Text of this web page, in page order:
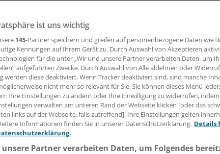
setzt auf das Förderkonzept
11:30 Uhr
Vernetzung, mehr Gesundheit. So die Idee des
Plus" in Bayern. Unter diesem Titel fördert das
für Gesundheit und Pflege (StMGP) seit 2016 regionale
ist uns wichtig
145-Partner speichern und greifen auf personenbezogene Daten wie
Kennungen auf Ihrem Gerät zu. Durch Auswahl von Akzeptieren
für die unter „Wir und unsere Partner verarbeiten Daten, um
aufgeführten Zwecke. Durch Auswahl von Alle ablehnen oder
werden diese deaktiviert. Wenn Tracker deaktiviert sind, sind manche
nicht mehr so relevant für Sie. Sie können dieses Menü
Ihre Einstellungen zu ändern oder Ihre Einwilligung zu widerrufen, indem
verwalten am unteren Rand der Webseite klicken [oder das
links auf der Webseite, falls zutreffend]. Ihre Einstellungen gelten
Informationen finden Sie in unserer Datenschutzerklärung. Details
Partner verarbeiten Daten, um Folgendes